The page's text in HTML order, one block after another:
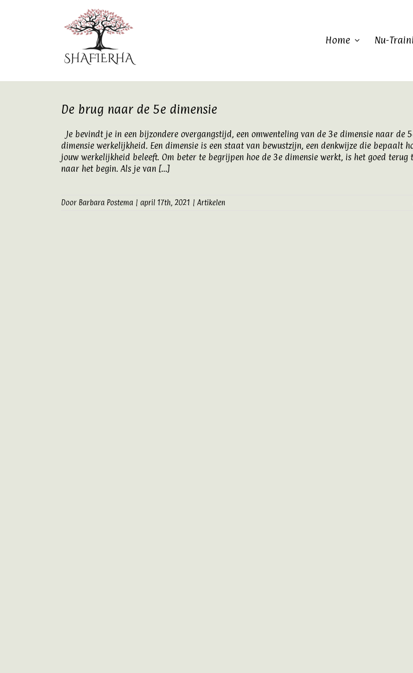
Home Nu-
De brug naar de 5e dimensie
Je bevindt je in een bijzondere overgangstijd, een omwenteling van de 3e dimensie naar de
dimensie werkelijkheid. Een dimensie is een staat van bewustzijn, een denkwijze die bepaalt
jouw werkelijkheid beleeft. Om beter te begrijpen hoe de 3e dimensie werkt, is het goed terug
naar het begin. Als je van [...]
Door Barbara Postema | april 17th, 2021 | Artikelen